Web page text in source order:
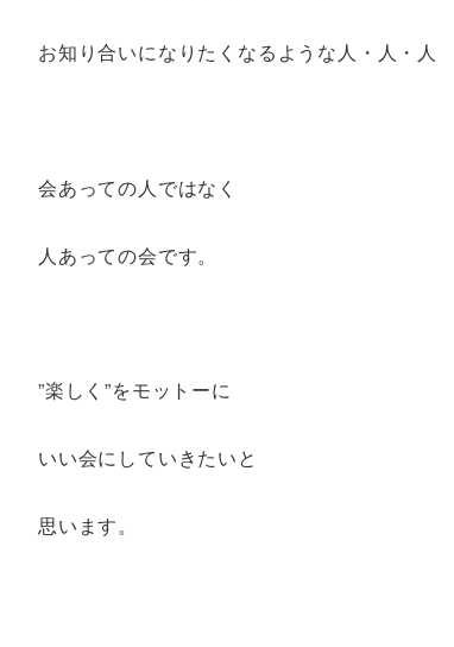
お知り合いになりたくなるような人・人・人
会あっての人ではなく
人あっての会です。
”楽しく”をモットーに
いい会にしていきたいと
思います。